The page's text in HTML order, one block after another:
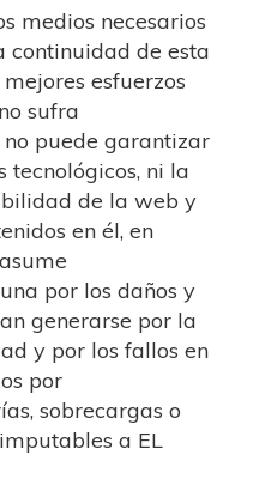
medios necesarios
continuidad de esta
esfuerzos
sufra
puede garantizar
tecnológicos, ni la
de la web y
en él, en
por los daños y
generarse por la
y por los fallos en
por
sobrecargas o
a EL